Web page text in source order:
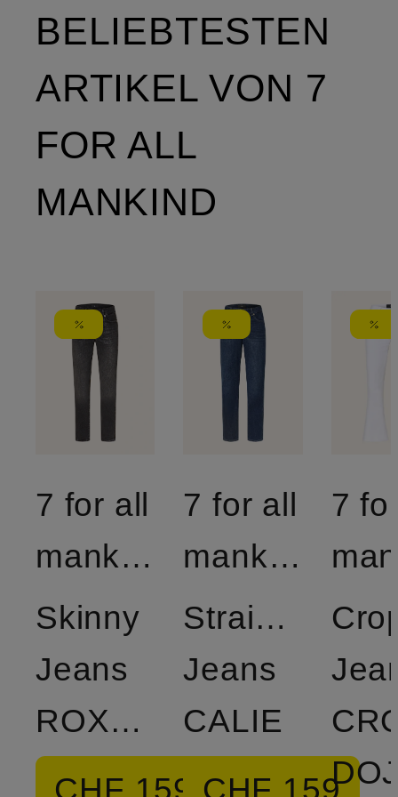
BELIEBTESTEN
ARTIKEL VON 7
FOR ALL
MANKIND
7 for all
mankind
Skinny
Jeans
ROXANNE
CHF 159
7 for all
mankind
Straight
Jeans
CALIE
CHF 159
7